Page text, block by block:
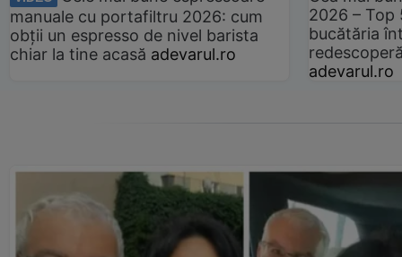
manuale cu portafiltru 2026: cum
obții un espresso de nivel barista
chiar la tine acasă adevarul.ro
2026 –
bucătăria
adevarul.ro